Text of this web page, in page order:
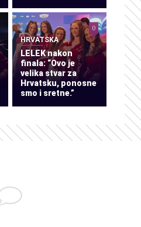
HRVATSKA
LELEK nakon
finala: “Ovo je
velika stvar za
Hrvatsku, ponosne
smo i sretne.”
0